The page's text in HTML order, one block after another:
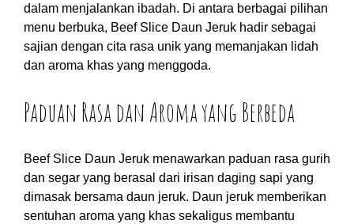
dalam menjalankan ibadah. Di antara berbagai pilihan
menu berbuka, Beef Slice Daun Jeruk hadir sebagai
sajian dengan cita rasa unik yang memanjakan lidah
dan aroma khas yang menggoda.
Paduan Rasa dan Aroma yang Berbeda
Beef Slice Daun Jeruk menawarkan paduan rasa gurih
dan segar yang berasal dari irisan daging sapi yang
dimasak bersama daun jeruk. Daun jeruk memberikan
sentuhan aroma yang khas sekaligus membantu